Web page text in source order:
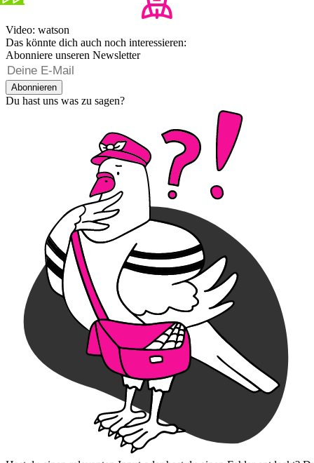
Video: watson
Das könnte dich auch noch interessieren:
Abonniere unseren Newsletter
Abonnieren
Du hast uns was zu sagen?